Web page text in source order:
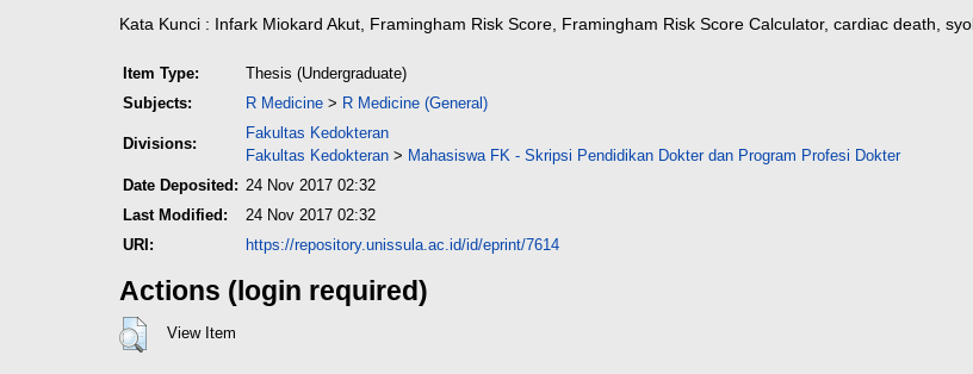
Kata Kunci : Infark Miokard Akut, Framingham Risk Score, Framingham Risk Score Calculator, cardiac death,
Item Type:
Thesis (Undergraduate)
Subjects:
R Medicine > R Medicine (General)
Divisions:
Fakultas Kedokteran
Fakultas Kedokteran > Mahasiswa FK - Skripsi Pendidikan Dokter dan Program Profesi Dokter
Date Deposited: 24 Nov 2017 02:32
Last Modified:
24 Nov 2017 02:32
URI:
https://repository.unissula.ac.id/id/eprint/7614
Actions (login required)
View Item